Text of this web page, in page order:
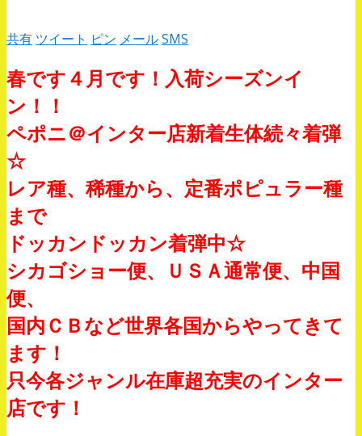
共有 ツイート ピン メールSMS
春です４月です！入荷シーズンイ
ン！！
ペポニ＠インター店新着生体続々着弾
☆
レア種、稀種から、定番ポピュラー種
まで
ドッカンドッカン着弾中☆
シカゴショー便、ＵＳＡ通常便、中国
便、
国内ＣＢなど世界各国からやってきて
ます！
只今各ジャンル在庫超充実のインター
店です！